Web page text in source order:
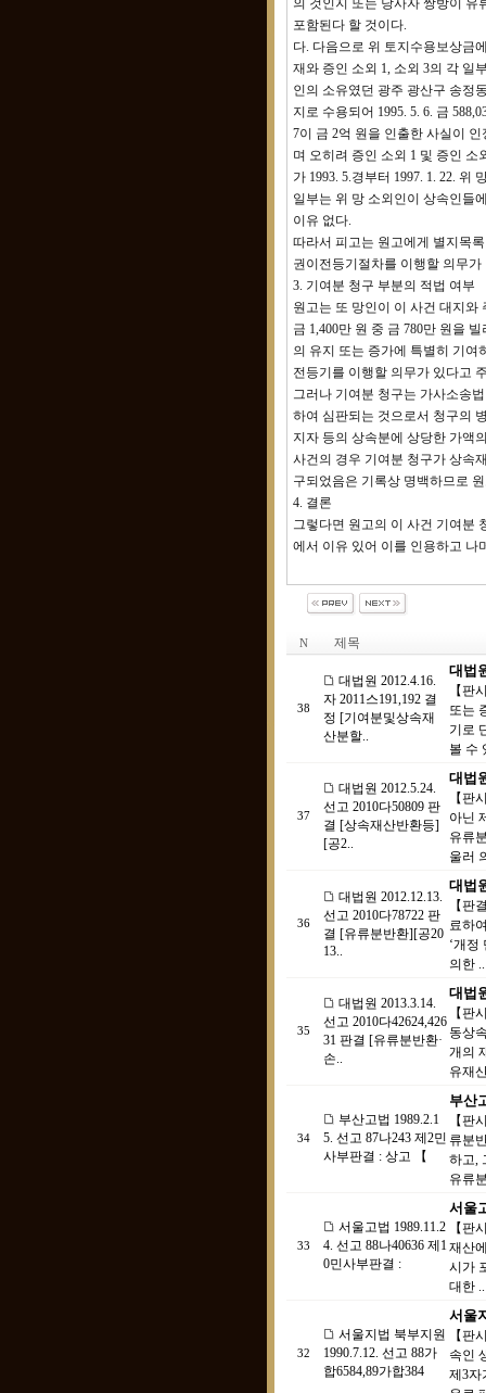
의 것인지 또는 당사자 쌍방이
포함된다 할 것이다.
다. 다음으로 위 토지수용보상금
재와 증인 소외 1, 소외 3의 각 일
인의 소유였던 광주 광산구 송정
지로 수용되어 1995. 5. 6. 금
7이 금 2억 원을 인출한 사실이
며 오히려 증인 소외 1 및 증인
가 1993. 5.경부터 1997. 1. 22.
일부는 위 망 소외인이 상속인들
이유 없다.
따라서 피고는 원고에게 별지목
권이전등기절차를 이행할 의무가
3. 기여분 청구 부분의 적법 여부
원고는 또 망인이 이 사건 대지와
금 1,400만 원 중 금 780만 원을
의 유지 또는 증가에 특별히 기여
전등기를 이행할 의무가 있다고
그러나 기여분 청구는 가사소송
하여 심판되는 것으로서 청구의
지자 등의 상속분에 상당한 가액
사건의 경우 기여분 청구가 상속
구되었음은 기록상 명백하므로
4. 결론
그렇다면 원고의 이 사건 기여분
에서 이유 있어 이를 인용하고 나
N 제목
38
대법원 2012.4.16.
자 2011스191,192 결
정 [기여분및상속재
산분할..
대법
【판
또는
기로
볼 수
37
대법원 2012.5.24.
선고 2010다50809 판
결 [상속재산반환등]
[공2..
대법
【판
아닌
유류
울러
36
대법원 2012.12.13.
선고 2010다78722 판
결 [유류분반환][공20
13..
대법
【판
료하
‘개정
의한 ..
35
대법원 2013.3.14.
선고 2010다42624,426
31 판결 [유류분반환·
손..
대법
【판
동상
개의
유재
34
부산고법 1989.2.1
5. 선고 87나243 제2민
사부판결 : 상고 【
부산
【판
류분
하고,
유류
33
서울고법 1989.11.2
4. 선고 88나40636 제1
0민사부판결 :
서울
【판
재산
시가
대한 ..
32
서울지법 북부지원
1990.7.12. 선고 88가
합6584,89가합384
서울
【판
속인
제3자